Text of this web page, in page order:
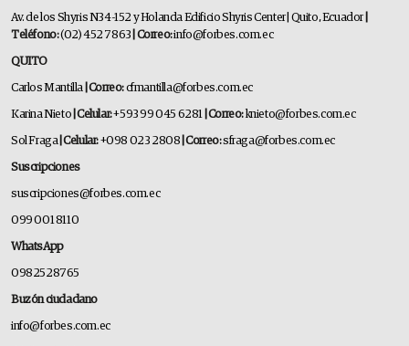
Av. de los Shyris N34-152 y Holanda Edificio Shyris Center | Quito, Ecuador
Teléfono:(02) 452 7863 | Correo:info@forbes.com.ec
QUITO
Carlos Mantilla | Correo:cfmantilla@forbes.com.ec
Karina Nieto | Celular:+593 99 045 6281 | Correo:knieto@forbes.com.ec
Sol Fraga| Celular:+098 023 2808 | Correo:sfraga@forbes.com.ec
Suscripciones
suscripciones@forbes.com.ec
099 001 8110
WhatsApp
0982528765
Buzón ciudadano
info@forbes.com.ec